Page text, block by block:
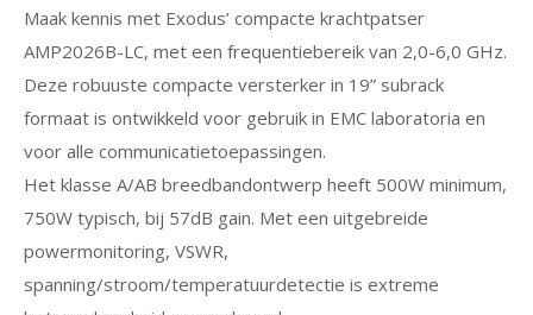
Maak kennis met Exodus’ compacte krachtpatser
AMP2026B-LC, met een frequentiebereik van 2,0-6,0 GHz.
Deze robuuste compacte versterker in 19” subrack
formaat is ontwikkeld voor gebruik in EMC laboratoria en
voor alle communicatietoepassingen.
Het klasse A/AB breedbandontwerp heeft 500W minimum,
750W typisch, bij 57dB gain. Met een uitgebreide
powermonitoring, VSWR,
spanning/stroom/temperatuurdetectie is extreme